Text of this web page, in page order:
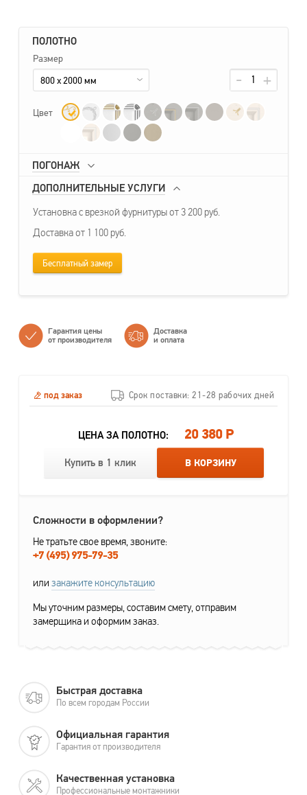
ПОЛОТНО
Размер
800 x 2000 мм
Цвет
ПОГОНАЖ
ДОПОЛНИТЕЛЬНЫЕ УСЛУГИ
Установка с врезкой фурнитуры от 3 200 руб.
Доставка от 1 100 руб.
Бесплатный замер
Гарантия цены
от производителя
Доставка
и оплата
под заказ Срок поставки: 21-28 рабочих дней
ЦЕНА ЗА ПОЛОТНО: 20 380 Р
Купить в 1 клик В КОРЗИНУ
Сложности в оформлении?
Не тратьте свое время, звоните:
+7 (495) 975-79-35
или закажите консультацию
Мы уточним размеры, составим смету, отправим
замерщика и оформим заказ.
Быстрая доставка
По всем городам России
Официальная гарантия
Гарантия от производителя
Качественная установка
Профессиональные монтажники